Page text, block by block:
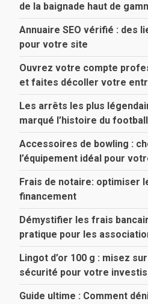
de la baignade haut de
Annuaire SEO vérifié : des
pour votre site
Ouvrez votre compte
et faites décoller votre
Les arrêts les plus
marqué l’histoire du football
Accessoires de bowling :
l’équipement idéal pour
Frais de notaire: optimiser
financement
Démystifier les frais
pratique pour les
Lingot d’or 100 g : misez
sécurité pour votre
Guide ultime : Comment